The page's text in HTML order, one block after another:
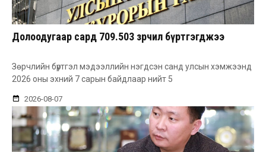
Долоодугаар сард 709.503 зөрчил бүртгэгджээ
Зөрчлийн бүртгэл мэдээллийн нэгдсэн санд улсын хэмжээнд
2026 оны эхний 7 сарын байдлаар нийт 5
2026-08-07